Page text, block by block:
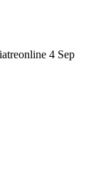
4 Sep